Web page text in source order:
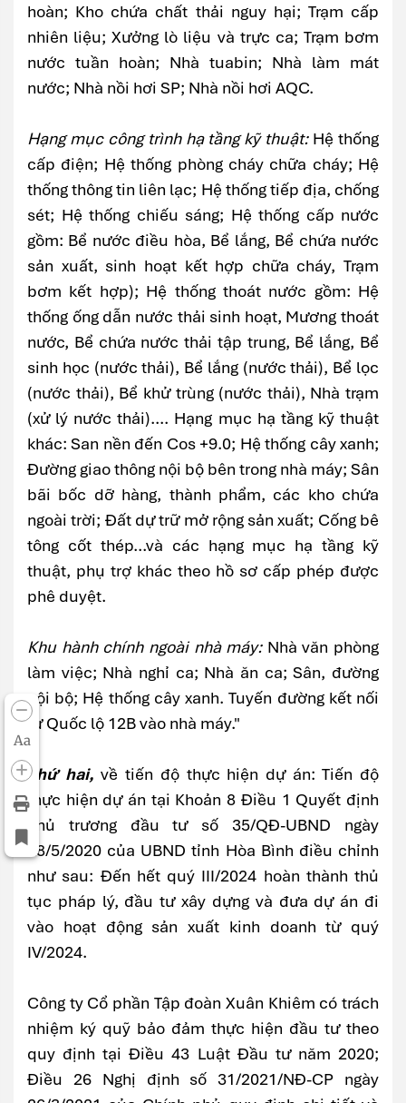
Aa
hoàn; Kho chứa chất thải nguy hại; Trạm cấp
nhiên liệu; Xưởng lò liệu và trực ca; Trạm bơm
nước tuần hoàn; Nhà tuabin; Nhà làm mát
nước; Nhà nồi hơi SP; Nhà nồi hơi AQC.
Hạng mục công trình hạ tầng kỹ thuật:Hệ thống
cấp điện; Hệ thống phòng cháy chữa cháy; Hệ
thống thông tin liên lạc; Hệ thống tiếp địa, chống
sét; Hệ thống chiếu sáng; Hệ thống cấp nước
gồm: Bể nước điều hòa, Bể lắng, Bể chứa nước
sản xuất, sinh hoạt kết hợp chữa cháy, Trạm
bơm kết hợp); Hệ thống thoát nước gồm: Hệ
thống ống dẫn nước thải sinh hoạt, Mương thoát
nước, Bể chứa nước thải tập trung, Bể lắng, Bể
sinh học (nước thải), Bể lắng (nước thải), Bể lọc
(nước thải), Bể khử trùng (nước thải), Nhà trạm
(xử lý nước thải).... Hạng mục hạ tầng kỹ thuật
khác: San nền đến Cos +9.0; Hệ thống cây xanh;
Đường giao thông nội bộ bên trong nhà máy; Sân
bãi bốc dỡ hàng, thành phẩm, các kho chứa
ngoài trời; Đất dự trữ mở rộng sản xuất; Cống bê
tông cốt thép...và các hạng mục hạ tầng kỹ
thuật, phụ trợ khác theo hồ sơ cấp phép được
phê duyệt.
Khu hành chính ngoài nhà máy:Nhà văn phòng
làm việc; Nhà nghỉ ca; Nhà ăn ca; Sân, đường
nội bộ; Hệ thống cây xanh. Tuyến đường kết nối
từ Quốc lộ 12B vào nhà máy."
Thứ hai, về tiến độ thực hiện dự án: Tiến độ
thực hiện dự án tại Khoản 8 Điều 1 Quyết định
chủ trương đầu tư số 35/QĐ-UBND ngày
28/5/2020 của UBND tỉnh Hòa Bình điều chỉnh
như sau: Đến hết quý III/2024 hoàn thành thủ
tục pháp lý, đầu tư xây dựng và đưa dự án đi
vào hoạt động sản xuất kinh doanh từ quý
IV/2024.
Công ty Cổ phần Tập đoàn Xuân Khiêm có trách
nhiệm ký quỹ bảo đảm thực hiện đầu tư theo
quy định tại Điều 43 Luật Đầu tư năm 2020;
Điều 26 Nghị định số 31/2021/NĐ-CP ngày